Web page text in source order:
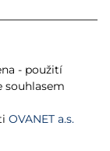
- použití
souhlasem
OVANET a.s.